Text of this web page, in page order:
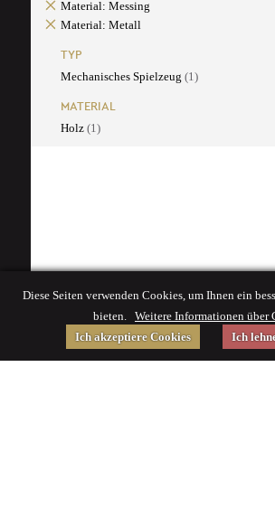
Material: Messing
Material: Metall
TYP
Mechanisches Spielzeug (1)
MATERIAL
Holz (1)
Diese Seiten verwenden Cookies, um Ihnen ein
bieten. Weitere Informationen über
Ich akzeptiere Cookies
Ich